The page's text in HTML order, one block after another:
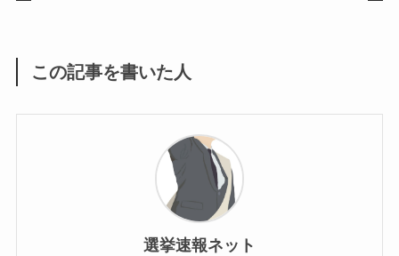
この記事を書いた人
選挙速報ネット